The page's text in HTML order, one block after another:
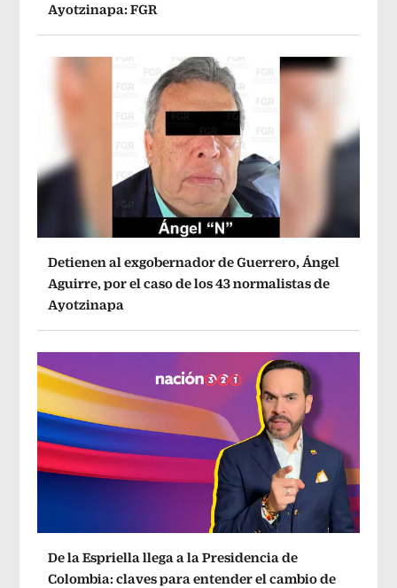
Ayotzinapa: FGR
Detienen al exgobernador de Guerrero, Ángel
Aguirre, por el caso de los 43 normalistas de
Ayotzinapa
De la Espriella llega a la Presidencia de
Colombia: claves para entender el cambio de